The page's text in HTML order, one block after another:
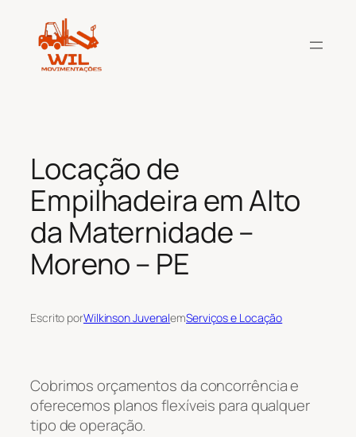
conteúdo
Locação de
Empilhadeira em Alto
da Maternidade –
Moreno – PE
Escrito porWilkinson JuvenalemServiços e Locação
Cobrimos orçamentos da concorrência e
oferecemos planos flexíveis para qualquer
tipo de operação.